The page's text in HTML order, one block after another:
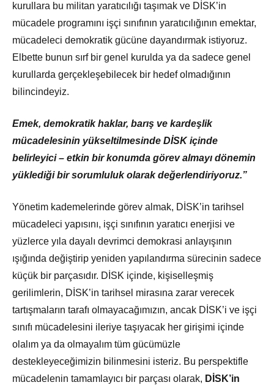
kurullara bu militan yaratıcılığı taşımak ve DİSK’in
mücadele programını işçi sınıfının yaratıcılığının emektar,
mücadeleci demokratik gücüne dayandırmak istiyoruz.
Elbette bunun sırf bir genel kurulda ya da sadece genel
kurullarda gerçekleşebilecek bir hedef olmadığının
bilincindeyiz.
Emek, demokratik haklar, barış ve kardeşlik
mücadelesinin yükseltilmesinde DİSK içinde
belirleyici – etkin bir konumda görev almayı dönemin
yüklediği bir sorumluluk olarak değerlendiriyoruz.”
Yönetim kademelerinde görev almak, DİSK’in tarihsel
mücadeleci yapısını, işçi sınıfının yaratıcı enerjisi ve
yüzlerce yıla dayalı devrimci demokrasi anlayışının
ışığında değiştirip yeniden yapılandırma sürecinin sadece
küçük bir parçasıdır. DİSK içinde, kişiselleşmiş
gerilimlerin, DİSK’in tarihsel mirasına zarar verecek
tartışmaların tarafı olmayacağımızın, ancak DİSK’i ve işçi
sınıfı mücadelesini ileriye taşıyacak her girişimi içinde
olalım ya da olmayalım tüm gücümüzle
destekleyeceğimizin bilinmesini isteriz. Bu perspektifle
mücadelenin tamamlayıcı bir parçası olarak, DİSK’in